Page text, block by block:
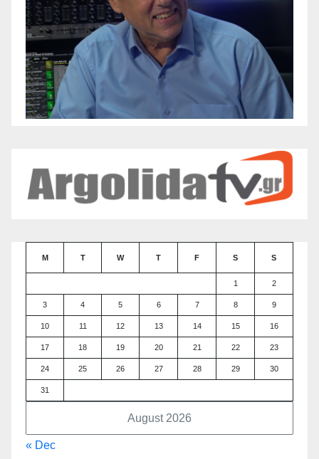
August 2026
M T W T F S S
1 2
3 4 5 6 7 8 9
10 11 12 13 14 15 16
17 18 19 20 21 22 23
24 25 26 27 28 29 30
31
« Dec